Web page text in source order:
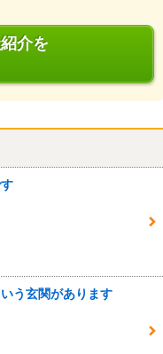
介を
う玄関があります